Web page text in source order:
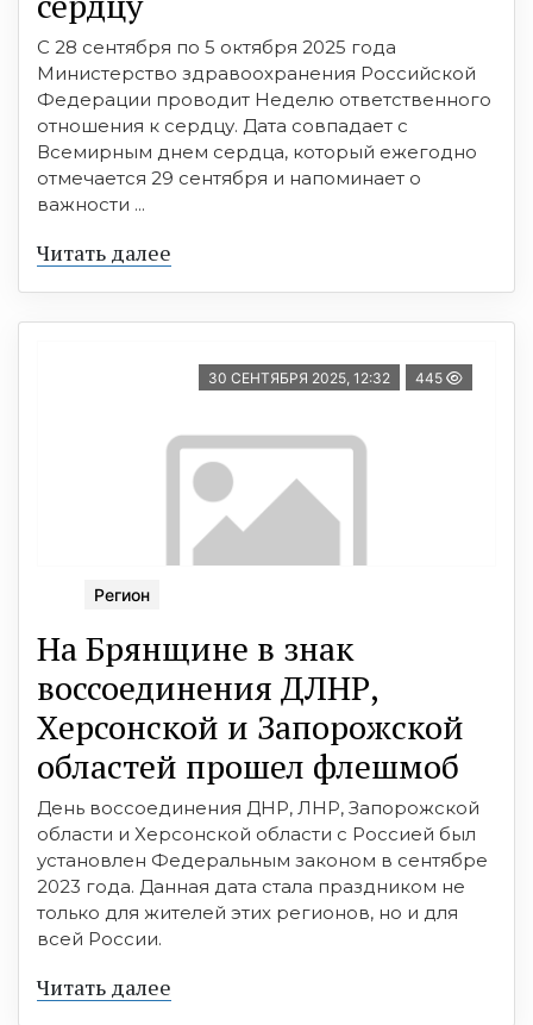
С 28 сентября по 5 октября 2025 года
Министерство здравоохранения Российской
Федерации проводит Неделю ответственного
отношения к сердцу. Дата совпадает с
Всемирным днем сердца, который ежегодно
отмечается 29 сентября и напоминает о
важности ...
Читать далее
30 СЕНТЯБРЯ 2025, 12:32 445
Регион
На Брянщине в знак
воссоединения ДЛНР,
Херсонской и Запорожской
областей прошел флешмоб
День воссоединения ДНР, ЛНР, Запорожской
области и Херсонской области с Россией был
установлен Федеральным законом в сентябре
2023 года. Данная дата стала праздником не
только для жителей этих регионов, но и для
всей России.
Читать далее